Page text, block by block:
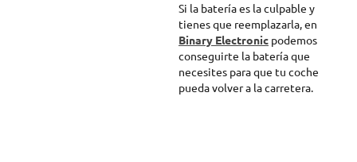
Si la batería es la culpable y
tienes que reemplazarla, en
Binary Electronic podemos
conseguirte la batería que
necesites para que tu coche
pueda volver a la carretera.